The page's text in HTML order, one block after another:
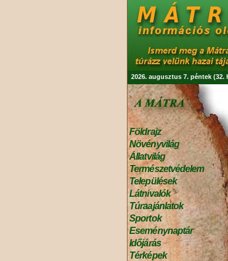
2026. augusztus 7. péntek
Földrajz
Növényvilág
Állatvilág
Természetvédelem
Települések
Látnivalók
Túraajánlatok
Sportok
Eseménynaptár
Időjárás
Térképek